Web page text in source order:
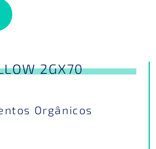
2GX70
Orgânicos